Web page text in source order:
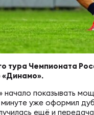
тура Чемпионата
«Динамо».
показывать
уже оформил
ещё и